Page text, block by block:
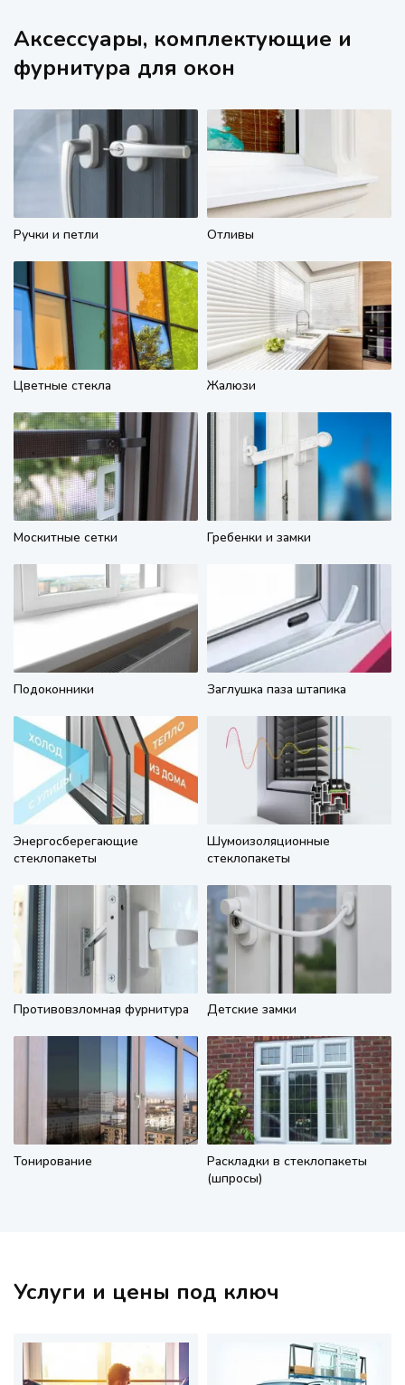
Аксессуары, комплектующие и
фурнитура для окон
Ручки и петли Отливы
Цветные стекла Жалюзи
Москитные сетки Гребенки и замки
Подоконники Заглушка паза штапика
Энергосберегающие
стеклопакеты
Шумоизоляционные
стеклопакеты
Противовзломная фурнитура Детские замки
Тонирование
Раскладки в стеклопакеты
(шпросы)
Услуги и цены под ключ